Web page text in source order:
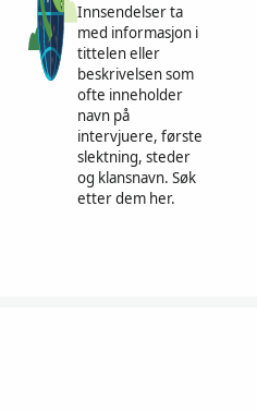
Innsendelser ta
med informasjon i
tittelen eller
beskrivelsen som
ofte inneholder
navn på
intervjuere, første
slektning, steder
og klansnavn. Søk
etter dem her.